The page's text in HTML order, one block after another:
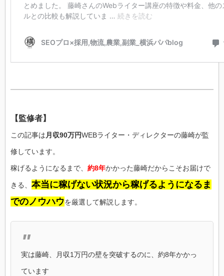
【監修者】
この記事は 月収90万円WEBライター・ディレクターの藤崎が監
修しています。
稼げるようになるまで、 約8年かかった藤崎だからこそお届けで
きる、 本当に稼げない状況から稼げるようになるま
でのノウハウを厳選して解説します。
実は藤崎、月収1万円の壁を突破するのに、約8年かかっ
ています